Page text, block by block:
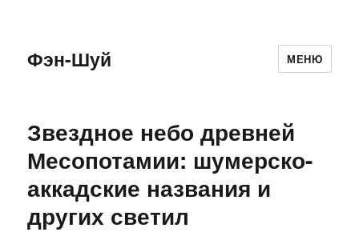
Фэн-Шуй МЕНЮ
Звездное небо древней
Месопотамии: шумерско-
аккадские названия и
других светил